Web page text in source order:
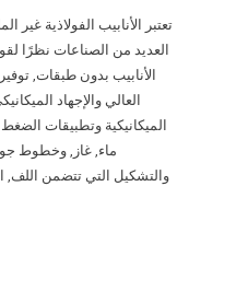
تعتبر الأنابيب الفولاذية غير
العديد من الصناعات نظرًا
الأنابيب بدون طبقات,
العالي والإجهاد
الميكانيكية وتطبيقات
ماء, غاز, وخطوط
والتشكيل التي تتضمن اللف,